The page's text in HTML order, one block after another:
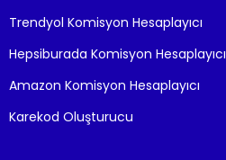
Trendyol Komisyon Hesaplayıcı
Hepsiburada Komisyon Hesaplayıcı
Amazon Komisyon Hesaplayıcı
Karekod Oluşturucu